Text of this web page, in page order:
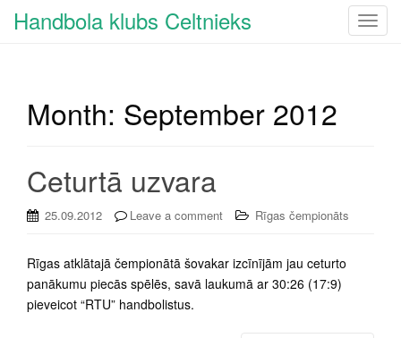
T
Handbola klubs Celtnieks
Month: September 2012
Ceturtā uzvara
25.09.2012 Leave a comment Rīgas čempionāts
Rīgas atklātajā čempionātā šovakar izcīnījām jau ceturto
panākumu piecās spēlēs, savā laukumā ar 30:26 (17:9)
pieveicot “RTU” handbolistus.